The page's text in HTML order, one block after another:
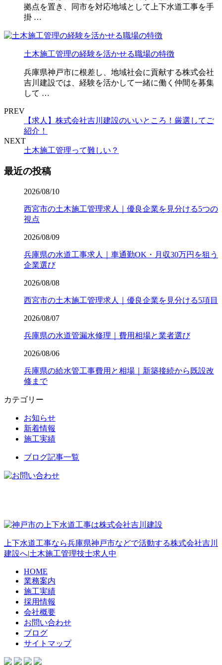
拠点を置き、同市を対応地域として上下水道工事を手
掛 …
土木施工管理の経験を活かせる職場の特徴
兵庫県神戸市に根差し、地域社会に貢献する株式会社
吉川建設では、経験を活かして一緒に働く仲間を募集
して …
PREV
【求人】株式会社吉川建設のいいところ！厳選してご
紹介！
NEXT
土木施工管理って難しい？
最近の投稿
2026/08/10
西宮市の土木施工管理求人｜優良企業を見分ける5つの
視点
2026/08/09
兵庫県の水道工事求人｜車通勤OK・月収30万円を狙う
企業選び
2026/08/08
西宮市の土木施工管理求人｜優良企業を見分ける5項目
2026/08/07
兵庫県の水道管漏水修理｜費用相場と業者選び
2026/08/06
兵庫県の給水管工事費用と相場｜新築接続から既設改
修まで
カテゴリー
お知らせ
新着情報
施工実績
ブログ記事一覧
上下水道工事なら兵庫県神戸市などで活動する株式会社吉川
建設へ|土木施工管理技士求人中
HOME
業務案内
施工実績
採用情報
会社概要
お問い合わせ
ブログ
サイトマップ